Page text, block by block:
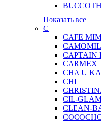
Показать все
C
CAFE
CAPTAIN
CARMEX
CHA U
CHI
CIL-
CLEAN-